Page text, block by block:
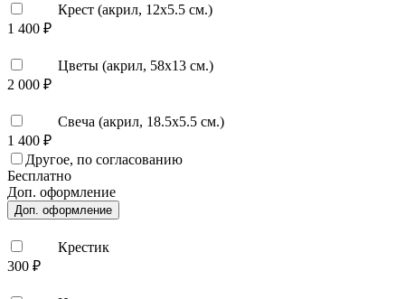
Крест (акрил, 12х5.5 см.)
1 400 ₽
Цветы (акрил, 58х13 см.)
2 000 ₽
Свеча (акрил, 18.5х5.5 см.)
1 400 ₽
Другое, по согласованию
Бесплатно
Доп. оформление
Доп. оформление
Крестик
300 ₽